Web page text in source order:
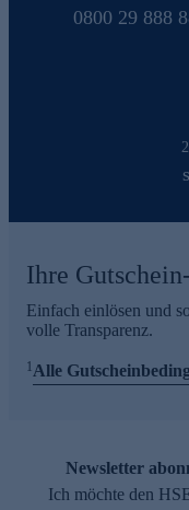
0800 29 888
Ihre
Einfach einlösen und
volle Transparenz.
1Alle
Newsletter
Ich möchte den